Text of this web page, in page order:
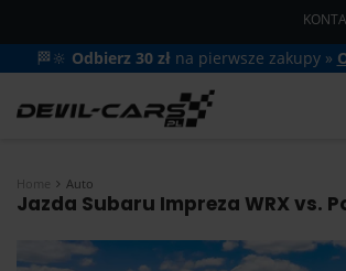
🏁🔆 Odbierz 30 zł na pierwsze zakupy »
Home Auto
Jazda Subaru Impreza WRX vs.